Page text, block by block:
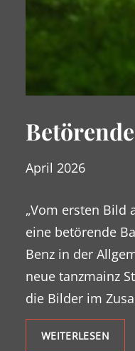
April 2026
„Vom ersten Bild
eine betörende
Benz in der
neue tanzmainz
die Bilder im
WEITERLESEN